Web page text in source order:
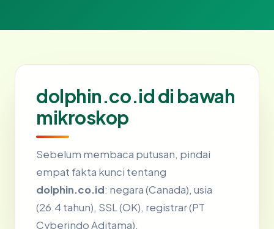
dolphin.co.id di bawah
mikroskop
Sebelum membaca putusan, pindai
empat fakta kunci tentang
dolphin.co.id: negara (Canada), usia
(26.4 tahun), SSL (OK), registrar (PT
Cyberindo Aditama).